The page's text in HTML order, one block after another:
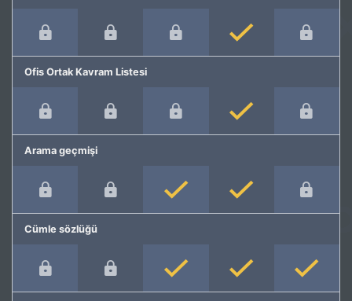
Ofis Ortak Kavram Listesi
Arama geçmişi
Cümle sözlüğü